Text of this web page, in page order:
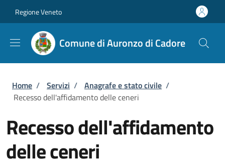
Regione Veneto
Comune di Auronzo di Cadore
Briciole di pane
Home / Servizi / Anagrafe e stato civile /
Recesso dell'affidamento delle ceneri
Recesso dell'affidamento
delle ceneri